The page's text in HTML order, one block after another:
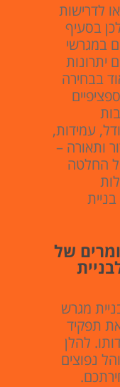
לדרישות
בסעיף
במגרשי
יתרונות
בבחירה
עמידות,
ותאורה –
החלטה
של
מגרש
תפקיד
להלן
נפוצים